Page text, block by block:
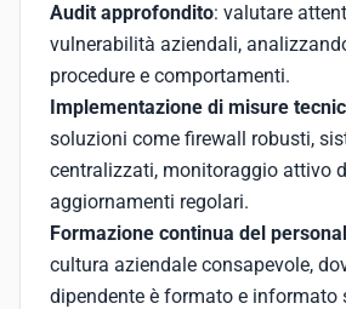
Audit approfondito: valutare
vulnerabilità aziendali,
procedure e comportamenti.
Implementazione di misure
soluzioni come firewall robusti,
centralizzati, monitoraggio attivo
aggiornamenti regolari.
Formazione continua del
cultura aziendale consapevole,
dipendente è formato e informato